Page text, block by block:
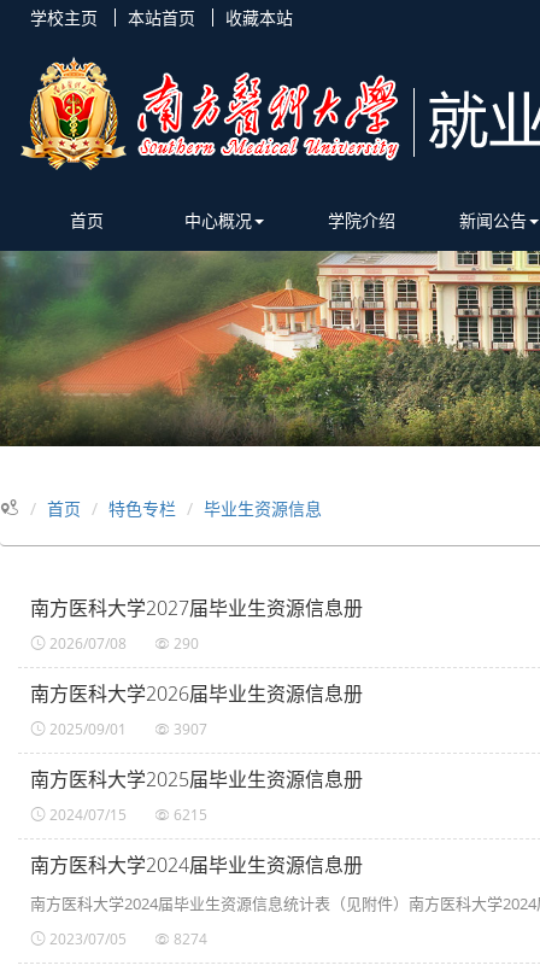
学校主页 本站首页 收藏本站
首页 中心概况 学院介绍 新闻公告
首页 特色专栏 毕业生资源信息
南方医科大学2027届毕业生资源信息册
2026/07/08 290
南方医科大学2026届毕业生资源信息册
2025/09/01 3907
南方医科大学2025届毕业生资源信息册
2024/07/15 6215
南方医科大学2024届毕业生资源信息册
南方医科大学2024届毕业生资源信息统计表（见附件）南方医科大学
2023/07/05 8274